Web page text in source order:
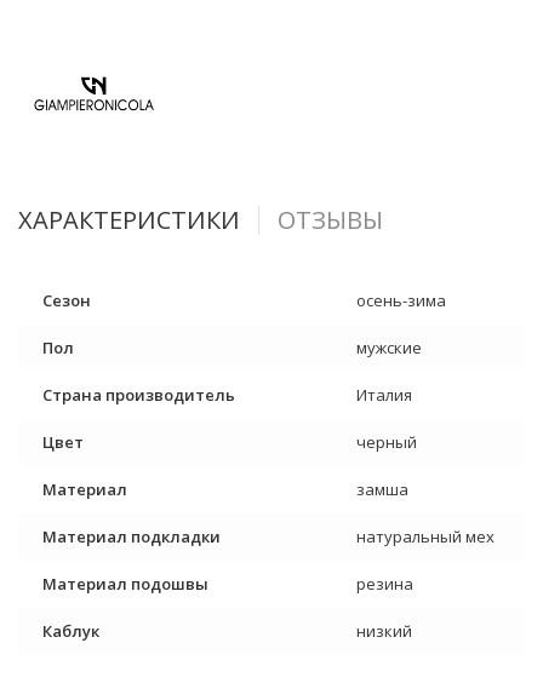
ХАРАКТЕРИСТИКИ ОТЗЫВЫ
Сезон осень-зима
Пол мужские
Страна производитель Италия
Цвет черный
Материал замша
Материал подкладки натуральный мех
Материал подошвы резина
Каблук низкий